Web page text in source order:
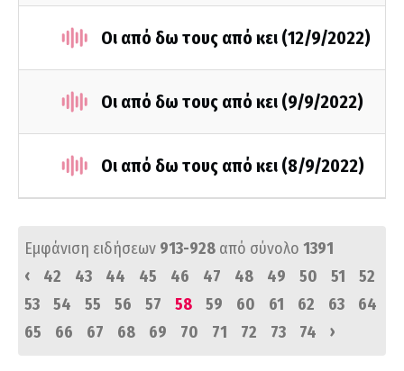
Οι από δω τους από κει (12/9/2022)
Οι από δω τους από κει (9/9/2022)
Οι από δω τους από κει (8/9/2022)
Εμφάνιση ειδήσεων 913-928 από σύνολο 1391
‹
42 43 44 45 46 47 48 49 50 51
52
53
54 55 56 57 58 59 60 61 62 63
64
65
66 67 68 69 70 71 72 73 74 ›